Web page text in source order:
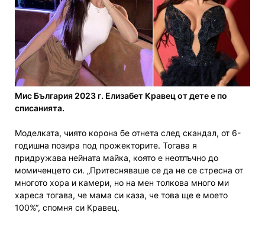
Мис България 2023 г. Елизабет Кравец от дете е по
списанията.
Моделката, чиято корона бе отнета след скандал, от 6-
годишна позира под прожекторите. Тогава я
придружава нейната майка, която е неотлъчно до
момиченцето си. „Притесняваше се да не се стресна от
многото хора и камери, но на мен толкова много ми
хареса тогава, че мама си каза, че това ще е моето
100%“, спомня си Кравец.